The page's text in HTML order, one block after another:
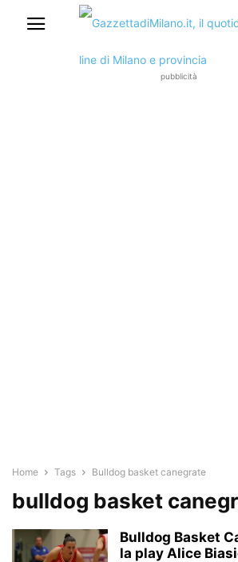
pubblicità
Home Tags Bulldog basket canegrate
bulldog basket
Bulldog Basket
la play Alice